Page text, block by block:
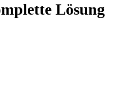
Lösung